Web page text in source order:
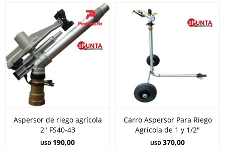
Aspersor de riego agrícola
2" FS40-43
USD 190,00
Carro Aspersor Para Riego
Agrícola de 1 y 1/2"
USD 370,00